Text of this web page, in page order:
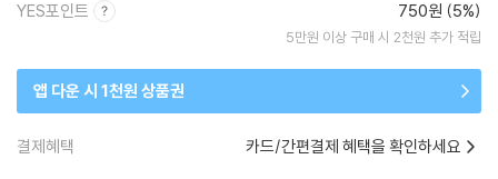
YES포인트 750원 (5%)
5만원 이상 구매 시 2천원 추가 적립
앱 다운 시 1천원 상품권
결제혜택 카드/간편결제 혜택을 확인하세요